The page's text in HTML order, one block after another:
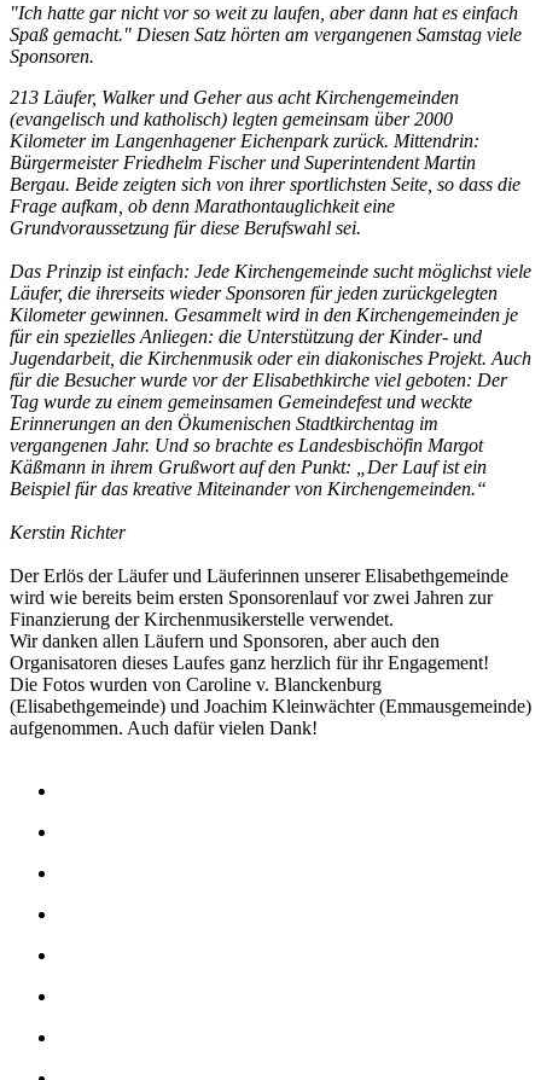
"Ich hatte gar nicht vor so weit zu laufen, aber dann hat es einfach
Spaß gemacht." Diesen Satz hörten am vergangenen Samstag viele
Sponsoren.
213 Läufer, Walker und Geher aus acht Kirchengemeinden
(evangelisch und katholisch) legten gemeinsam über 2000
Kilometer im Langenhagener Eichenpark zurück. Mittendrin:
Bürgermeister Friedhelm Fischer und Superintendent Martin
Bergau. Beide zeigten sich von ihrer sportlichsten Seite, so dass die
Frage aufkam, ob denn Marathontauglichkeit eine
Grundvoraussetzung für diese Berufswahl sei.
Das Prinzip ist einfach: Jede Kirchengemeinde sucht möglichst viele
Läufer, die ihrerseits wieder Sponsoren für jeden zurückgelegten
Kilometer gewinnen. Gesammelt wird in den Kirchengemeinden je
für ein spezielles Anliegen: die Unterstützung der Kinder- und
Jugendarbeit, die Kirchenmusik oder ein diakonisches Projekt. Auch
für die Besucher wurde vor der Elisabethkirche viel geboten: Der
Tag wurde zu einem gemeinsamen Gemeindefest und weckte
Erinnerungen an den Ökumenischen Stadtkirchentag im
vergangenen Jahr. Und so brachte es Landesbischöfin Margot
Käßmann in ihrem Grußwort auf den Punkt: „Der Lauf ist ein
Beispiel für das kreative Miteinander von Kirchengemeinden.“
Kerstin Richter
Der Erlös der Läufer und Läuferinnen unserer Elisabethgemeinde
wird wie bereits beim ersten Sponsorenlauf vor zwei Jahren zur
Finanzierung der Kirchenmusikerstelle verwendet.
Wir danken allen Läufern und Sponsoren, aber auch den
Organisatoren dieses Laufes ganz herzlich für ihr Engagement!
Die Fotos wurden von Caroline v. Blanckenburg
(Elisabethgemeinde) und Joachim Kleinwächter (Emmausgemeinde)
aufgenommen. Auch dafür vielen Dank!